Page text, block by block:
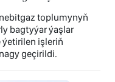
toplumynyň
bagtyýar ýaşlar
ýetirilen işleriň
geçirildi.